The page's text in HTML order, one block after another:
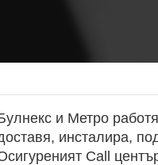
и Метро
инсталира,
Call